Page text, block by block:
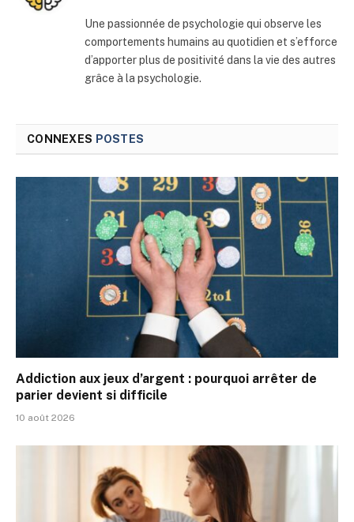
Une passionnée de psychologie qui observe les
comportements humains au quotidien et s’efforce
d’apporter plus de positivité dans la vie des autres
grâce à la psychologie.
CONNEXES POSTES
Addiction aux jeux d’argent : pourquoi arrêter de
parier devient si difficile
10 août 2026